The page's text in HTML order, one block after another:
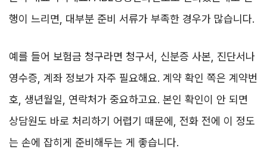
행이 느리면, 대부분 준비 서류가 부족한 경우가 많습니다.
예를 들어 보험금 청구라면 청구서, 신분증 사본, 진단서나
영수증, 계좌 정보가 자주 필요해요. 계약 확인 쪽은 계약번
호, 생년월일, 연락처가 중요하고요. 본인 확인이 안 되면
상담원도 바로 처리하기 어렵기 때문에, 전화 전에 이 정도
는 손에 잡히게 준비해두는 게 좋습니다.